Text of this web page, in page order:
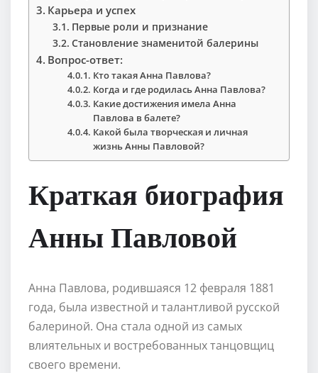
Карьера и успех
Первые роли и признание
Становление знаменитой балерины
Вопрос-ответ:
Кто такая Анна Павлова?
Когда и где родилась Анна Павлова?
Какие достижения имела Анна
Павлова в балете?
Какой была творческая и личная
жизнь Анны Павловой?
Краткая биография
Анны Павловой
Анна Павлова, родившаяся 12 февраля 1881
года, была известной и талантливой русской
балериной. Она стала одной из самых
влиятельных и востребованных танцовщиц
своего времени.